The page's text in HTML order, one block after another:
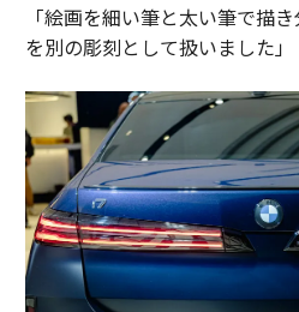
「絵画を細い筆と太い筆で描
を別の彫刻として扱いました」